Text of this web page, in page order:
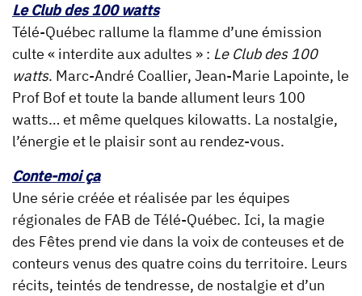
Le Club des 100 watts
Télé-Québec rallume la flamme d’une émission
culte « interdite aux adultes » : Le Club des 100
watts. Marc-André Coallier, Jean-Marie Lapointe, le
Prof Bof et toute la bande allument leurs 100
watts… et même quelques kilowatts. La nostalgie,
l’énergie et le plaisir sont au rendez-vous.
Conte-moi ça
Une série créée et réalisée par les équipes
régionales de FAB de Télé-Québec. Ici, la magie
des Fêtes prend vie dans la voix de conteuses et de
conteurs venus des quatre coins du territoire. Leurs
récits, teintés de tendresse, de nostalgie et d’un